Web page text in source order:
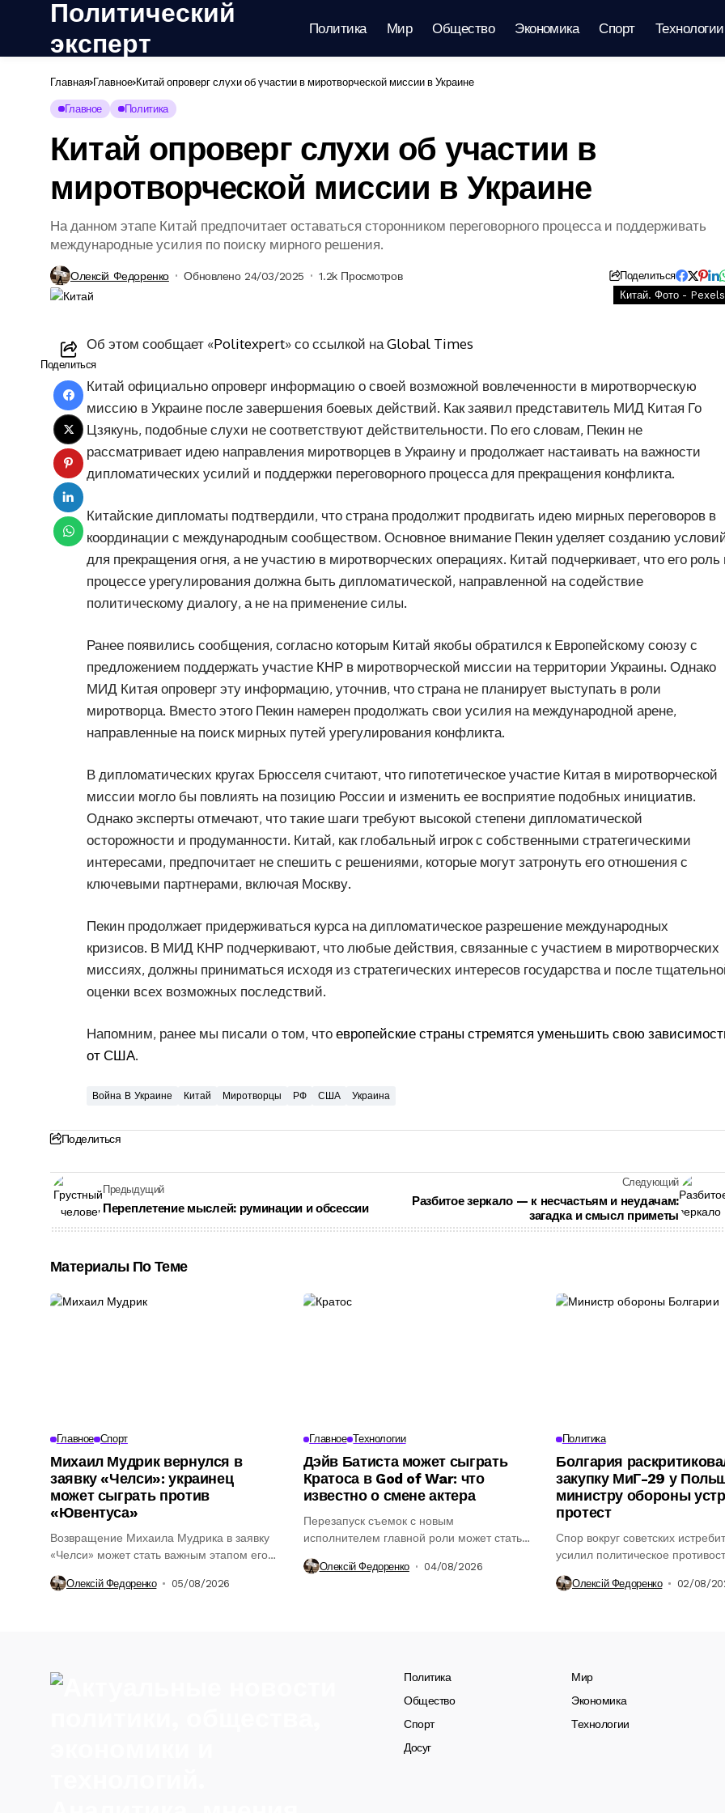
Политический
эксперт
Политика Мир Общество Экономика Спорт Технологии
Главная Главное Китай опроверг слухи об участии в миротворческой миссии в Украине
Главное Политика
Китай опроверг слухи об участии в
миротворческой миссии в Украине
На данном этапе Китай предпочитает оставаться сторонником переговорного процесса и поддерживать
международные усилия по поиску мирного решения.
Олексій Федоренко Обновлено 24/03/2025 1.2k Просмотров
Поделиться
Китай. Фото - Pexels
Поделиться
Об этом сообщает «Politexpert» со ссылкой наGlobal Times
Китай официально опроверг информацию о своей возможной вовлеченности в миротворческую
миссию в Украине после завершения боевых действий. Как заявил представитель МИД Китая Го
Цзякунь, подобные слухи не соответствуют действительности. По его словам, Пекин не
рассматривает идею направления миротворцев в Украину и продолжает настаивать на важности
дипломатических усилий и поддержки переговорного процесса для прекращения конфликта.
Китайские дипломаты подтвердили, что страна продолжит продвигать идею мирных переговоров в
координации с международным сообществом. Основное внимание Пекин уделяет созданию
для прекращения огня, а не участию в миротворческих операциях. Китай подчеркивает, что его роль
процессе урегулирования должна быть дипломатической, направленной на содействие
политическому диалогу, а не на применение силы.
Ранее появились сообщения, согласно которым Китай якобы обратился к Европейскому союзу с
предложением поддержать участие КНР в миротворческой миссии на территории Украины. Однако
МИД Китая опроверг эту информацию, уточнив, что страна не планирует выступать в роли
миротворца. Вместо этого Пекин намерен продолжать свои усилия на международной арене,
направленные на поиск мирных путей урегулирования конфликта.
В дипломатических кругах Брюсселя считают, что гипотетическое участие Китая в миротворческой
миссии могло бы повлиять на позицию России и изменить ее восприятие подобных инициатив.
Однако эксперты отмечают, что такие шаги требуют высокой степени дипломатической
осторожности и продуманности. Китай, как глобальный игрок с собственными стратегическими
интересами, предпочитает не спешить с решениями, которые могут затронуть его отношения с
ключевыми партнерами, включая Москву.
Пекин продолжает придерживаться курса на дипломатическое разрешение международных
кризисов. В МИД КНР подчеркивают, что любые действия, связанные с участием в миротворческих
миссиях, должны приниматься исходя из стратегических интересов государства и после
оценки всех возможных последствий.
Напомним, ранее мы писали о том, чтоевропейские страны стремятся уменьшить свою
от США.
Война В Украине Китай Миротворцы РФ США Украина
Поделиться
Предыдущий
Переплетение мыслей: руминации и обсессии
Следующий
Разбитое зеркало — к несчастьям и неудачам:
загадка и смысл приметы
Материалы По Теме
Главное Спорт
Михаил Мудрик вернулся в
заявку «Челси»: украинец
может сыграть против
«Ювентуса»
Возвращение Михаила Мудрика в заявку
«Челси» может стать важным этапом его
возвращения...
Олексій Федоренко 05/08/2026
Главное Технологии
Дэйв Батиста может сыграть
Кратоса в God of War: что
известно о смене актера
Перезапуск съемок с новым
исполнителем главной роли может стать
ключевым этапом в...
Олексій Федоренко 04/08/2026
Политика
Болгария
закупку МиГ-29 у
министру обороны
протест
Спор вокруг советских
усилил политическое
Болгарии и вновь привлёк...
Олексій Федоренко 02/08/
Политика
Мир
Общество
Экономика
Спорт
Технологии
Досуг